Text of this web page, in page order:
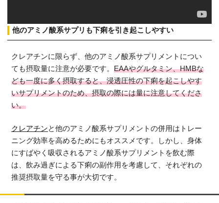
他のアミノ酸系サプリも下痢を引き起こしやすい
クレアチンに限らず、他のアミノ酸系サプリメントについ
ても摂取量に注意が必要です。 EAAやグルタミン、HMBな
ども一度に多く摂取すると、浸透圧性の下痢を起こしやす
いサプリメントのため、摂取の際には量に注意してくださ
い。
クレアチンと他のアミノ酸系サプリメントの併用はトレー
ニング効率を高めるためにもオススメです。しかし、身体
にすばやく吸収されるアミノ酸系サプリメントを飲む際
は、飲み過ぎによる下痢の副作用を考慮して、それぞれの
推奨摂取量を守る事が大切です。